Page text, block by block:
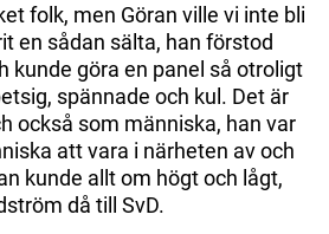
folk, men Göran ville vi inte bli
en sådan sälta, han förstod
kunde göra en panel så otroligt
spännade och kul. Det är
också som människa, han var
att vara i närheten av och
kunde allt om högt och lågt,
då till SvD.